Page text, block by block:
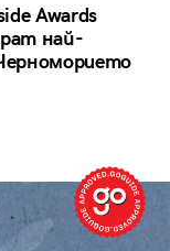
Awards
най-